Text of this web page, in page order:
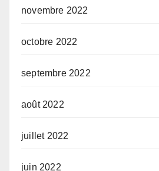
novembre 2022
octobre 2022
septembre 2022
août 2022
juillet 2022
juin 2022